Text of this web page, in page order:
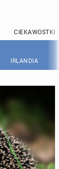
CIEKAWOSTKI
IRLANDIA